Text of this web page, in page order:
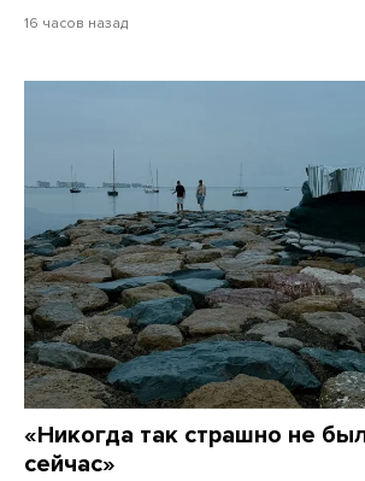
16 часов назад
«Никогда так страшно не
сейчас»